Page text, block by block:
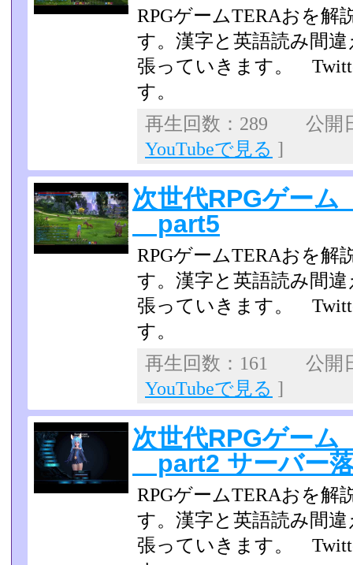
RPGゲームTERAおを解
す。漢字と英語読み間
張っていきます。
す。
再生回数：289 公開
YouTubeで見る ]
次世代RPGゲー
part5
RPGゲームTERAおを解
す。漢字と英語読み間
張っていきます。
す。
再生回数：161 公開
YouTubeで見る ]
次世代RPGゲー
part2 サーバー
RPGゲームTERAおを解
す。漢字と英語読み間
張っていきます。